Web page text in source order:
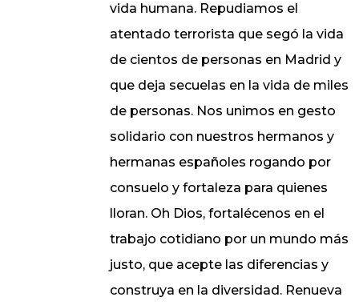
vida humana. Repudiamos el
atentado terrorista que segó la vida
de cientos de personas en Madrid y
que deja secuelas en la vida de miles
de personas. Nos unimos en gesto
solidario con nuestros hermanos y
hermanas españoles rogando por
consuelo y fortaleza para quienes
lloran. Oh Dios, fortalécenos en el
trabajo cotidiano por un mundo más
justo, que acepte las diferencias y
construya en la diversidad. Renueva